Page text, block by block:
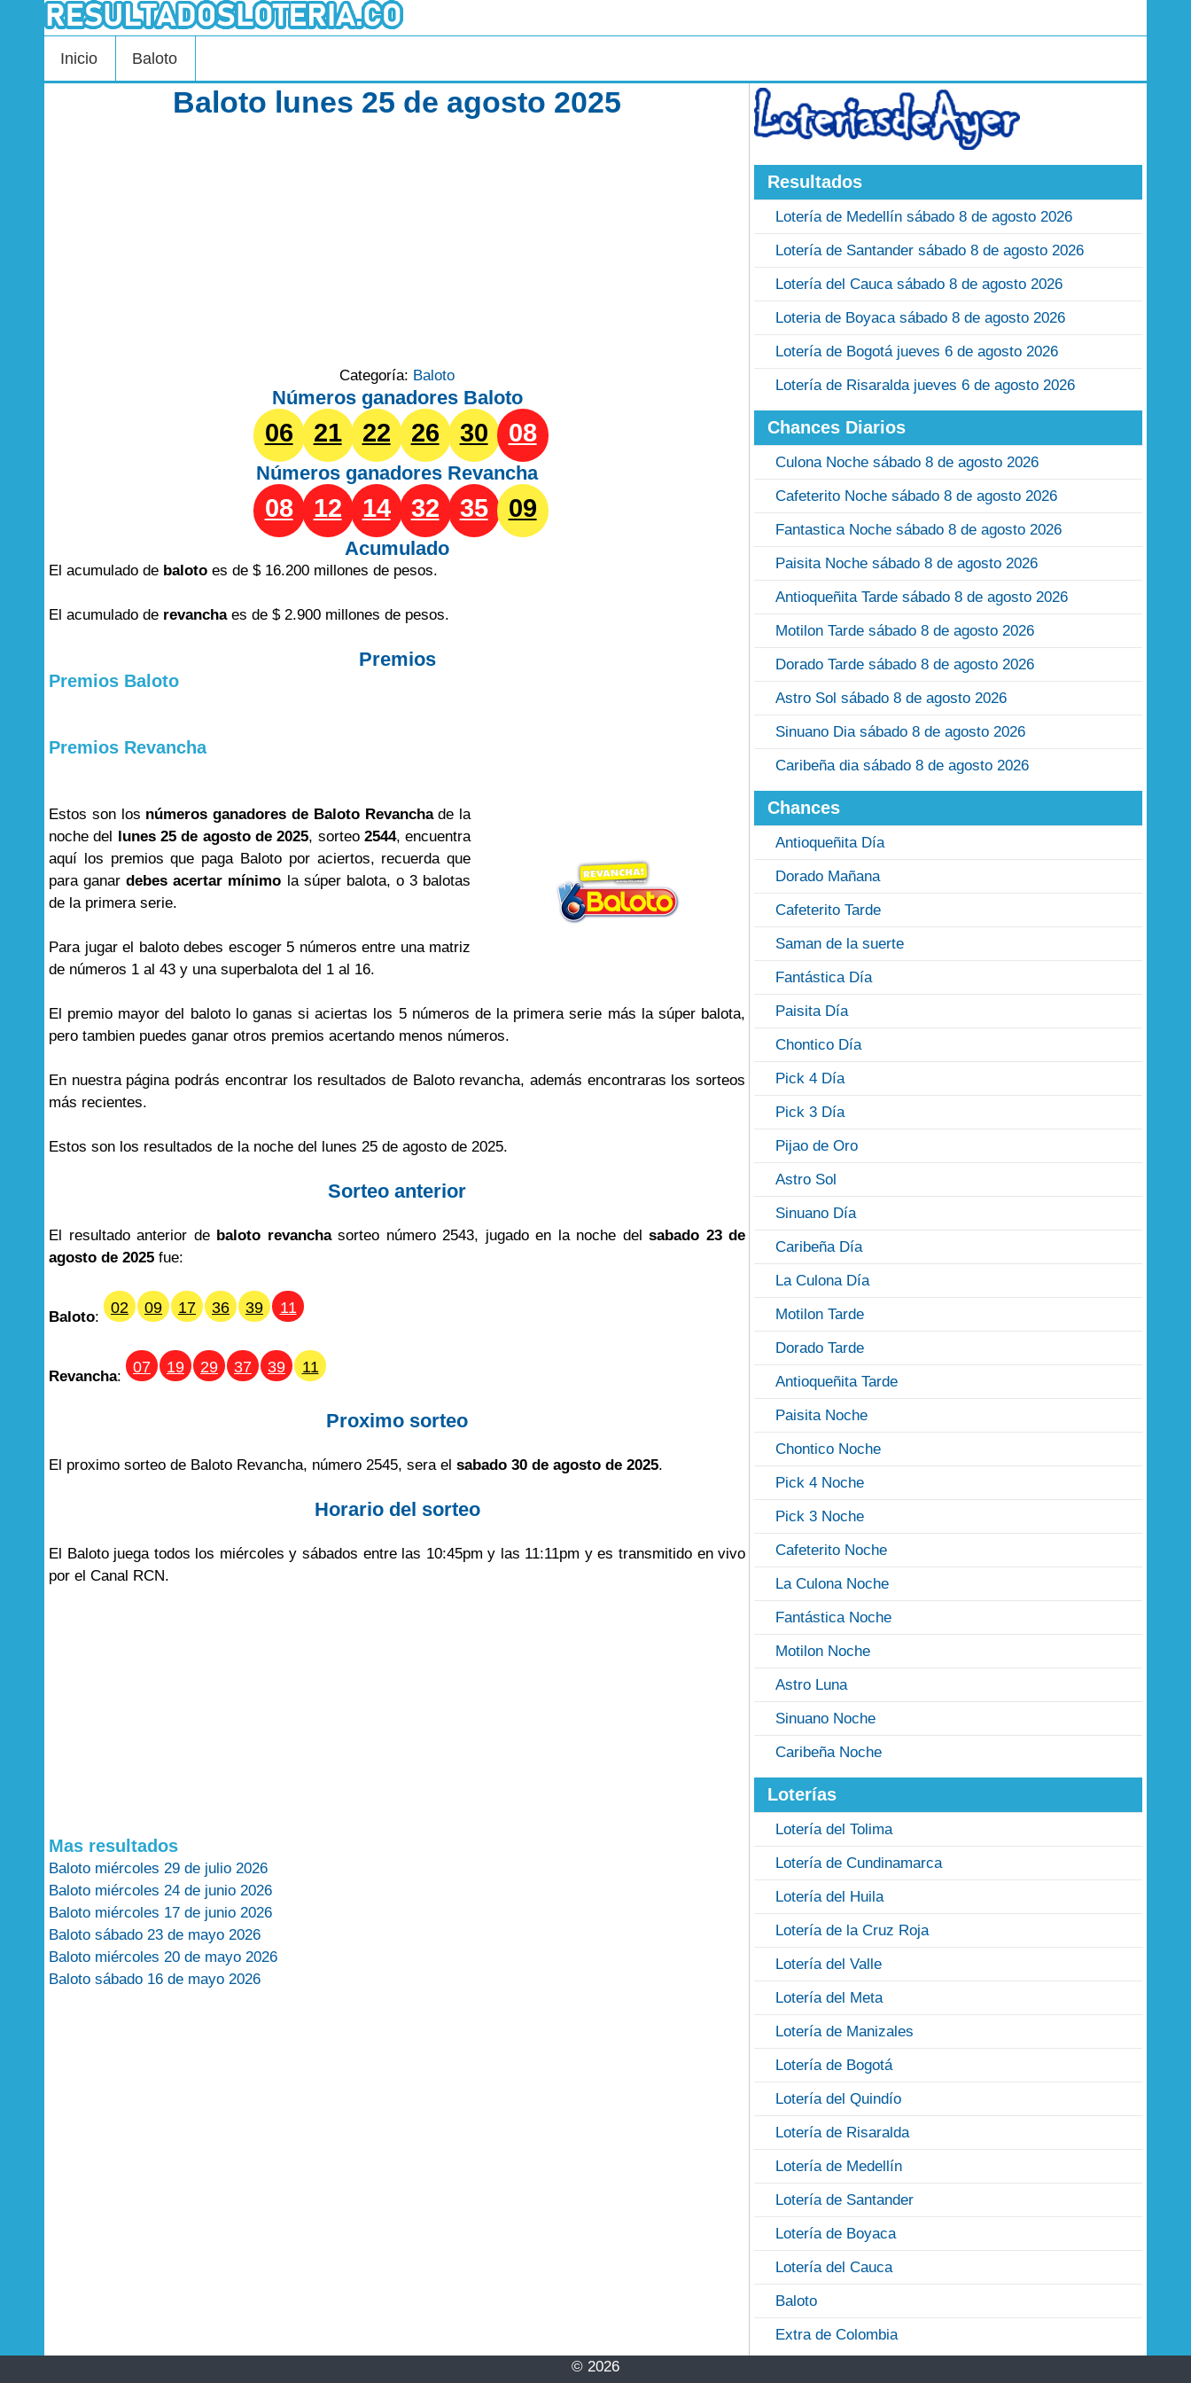
Inicio Baloto
Baloto lunes 25 de agosto 2025
Categoría: Baloto
Números ganadores Baloto
06 21 22 26 30 08
Números ganadores Revancha
08 12 14 32 35 09
Acumulado
El acumulado de baloto es de $ 16.200 millones de pesos.
El acumulado de revanchaes de $ 2.900 millones de pesos.
Premios
Premios Baloto
Premios Revancha
Estos son los números ganadores de Baloto Revanchade la
noche del lunes 25 de agosto de 2025, sorteo 2544, encuentra
aquí los premios que paga Baloto por aciertos, recuerda que
para ganardebes acertar mínimo la súper balota, o 3 balotas
de la primera serie.
Para jugar el baloto debes escoger 5 números entre una matriz
de números 1 al 43 y una superbalota del 1 al 16.
El premio mayor del baloto lo ganas si aciertas los 5 números de la primera serie más la súper balota,
pero tambien puedes ganar otros premios acertando menos números.
En nuestra página podrás encontrar los resultados de Baloto revancha, además encontraras los sorteos
más recientes.
Estos son los resultados de la noche del lunes 25 de agosto de 2025.
Sorteo anterior
El resultado anterior de baloto revanchasorteo número 2543, jugado en la noche delsabado 23 de
agosto de 2025 fue:
Baloto:
02 09 17 36 39 11
Revancha:
07 19 29 37 39 11
Proximo sorteo
El proximo sorteo de Baloto Revancha, número 2545, sera el sabado 30 de agosto de 2025.
Horario del sorteo
El Baloto juega todos los miércoles y sábados entre las 10:45pm y las 11:11pm y es transmitido en vivo
por el Canal RCN.
Mas resultados
Baloto miércoles 29 de julio 2026
Baloto miércoles 24 de junio 2026
Baloto miércoles 17 de junio 2026
Baloto sábado 23 de mayo 2026
Baloto miércoles 20 de mayo 2026
Baloto sábado 16 de mayo 2026
Resultados
Lotería de Medellín sábado 8 de agosto 2026
Lotería de Santander sábado 8 de agosto 2026
Lotería del Cauca sábado 8 de agosto 2026
Loteria de Boyaca sábado 8 de agosto 2026
Lotería de Bogotá jueves 6 de agosto 2026
Lotería de Risaralda jueves 6 de agosto 2026
Chances Diarios
Culona Noche sábado 8 de agosto 2026
Cafeterito Noche sábado 8 de agosto 2026
Fantastica Noche sábado 8 de agosto 2026
Paisita Noche sábado 8 de agosto 2026
Antioqueñita Tarde sábado 8 de agosto 2026
Motilon Tarde sábado 8 de agosto 2026
Dorado Tarde sábado 8 de agosto 2026
Astro Sol sábado 8 de agosto 2026
Sinuano Dia sábado 8 de agosto 2026
Caribeña dia sábado 8 de agosto 2026
Chances
Antioqueñita Día
Dorado Mañana
Cafeterito Tarde
Saman de la suerte
Fantástica Día
Paisita Día
Chontico Día
Pick 4 Día
Pick 3 Día
Pijao de Oro
Astro Sol
Sinuano Día
Caribeña Día
La Culona Día
Motilon Tarde
Dorado Tarde
Antioqueñita Tarde
Paisita Noche
Chontico Noche
Pick 4 Noche
Pick 3 Noche
Cafeterito Noche
La Culona Noche
Fantástica Noche
Motilon Noche
Astro Luna
Sinuano Noche
Caribeña Noche
Loterías
Lotería del Tolima
Lotería de Cundinamarca
Lotería del Huila
Lotería de la Cruz Roja
Lotería del Valle
Lotería del Meta
Lotería de Manizales
Lotería de Bogotá
Lotería del Quindío
Lotería de Risaralda
Lotería de Medellín
Lotería de Santander
Lotería de Boyaca
Lotería del Cauca
Baloto
Extra de Colombia
© 2026